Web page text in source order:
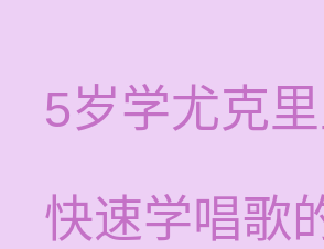
5岁学尤克
快速学唱歌